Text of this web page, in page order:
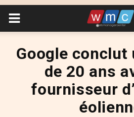
Google conclut
de 20 ans
fournisseur